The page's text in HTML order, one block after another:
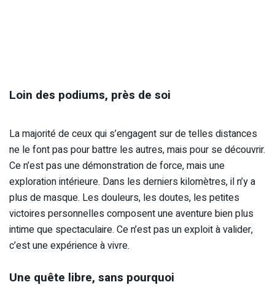
Loin des podiums, près de soi
La majorité de ceux qui s’engagent sur de telles distances
ne le font pas pour battre les autres, mais pour se découvrir.
Ce n’est pas une démonstration de force, mais une
exploration intérieure. Dans les derniers kilomètres, il n’y a
plus de masque. Les douleurs, les doutes, les petites
victoires personnelles composent une aventure bien plus
intime que spectaculaire. Ce n’est pas un exploit à valider,
c’est une expérience à vivre.
Une quête libre, sans pourquoi